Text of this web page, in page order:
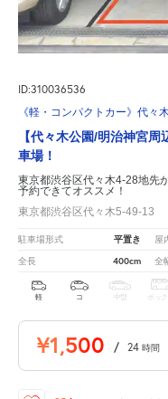
ID:310036536
《軽・コンパクトカー》代々
【代々木公園/明治神宮
車場！
東京都渋谷区代々木4-28地先
予約できてオススメ！
東京都渋谷区代々木5-49-13
駐車場形式 平置き 屋
全長 400cm 全
軽 コ 中型 ボッ
¥1,500 / 24 時間